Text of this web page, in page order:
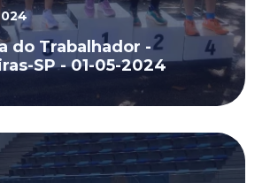
do Trabalhador -
SP - 01-05-2024